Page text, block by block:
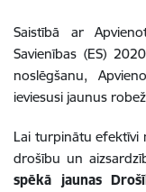
Saistībā ar
Savienības (ES)
noslēgšanu,
ieviesusi jaunus
Lai turpinātu efektīvi
drošību un
spēkā jaunas